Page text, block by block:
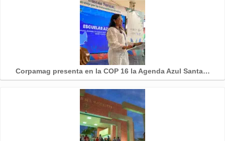
Corpamag presenta en la COP 16 la Agenda Azul Santa…